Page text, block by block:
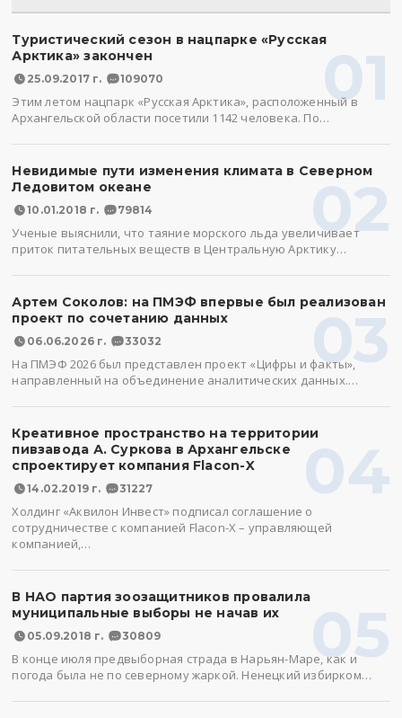
01
Туристический сезон в нацпарке «Русская
Арктика» закончен
25.09.2017 г. 109070
Этим летом нацпарк «Русская Арктика», расположенный в
Архангельской области посетили 1142 человека. По…
02
Невидимые пути изменения климата в Северном
Ледовитом океане
10.01.2018 г. 79814
Ученые выяснили, что таяние морского льда увеличивает
приток питательных веществ в Центральную Арктику…
03
Артем Соколов: на ПМЭФ впервые был реализован
проект по сочетанию данных
06.06.2026 г. 33032
На ПМЭФ 2026 был представлен проект «Цифры и факты»,
направленный на объединение аналитических данных.…
04
Креативное пространство на территории
пивзавода А. Суркова в Архангельске
спроектирует компания Flacon-X
14.02.2019 г. 31227
Холдинг «Аквилон Инвест» подписал соглашение о
сотрудничестве с компанией Flacon-X – управляющей
компанией,…
05
В НАО партия зоозащитников провалила
муниципальные выборы не начав их
05.09.2018 г. 30809
В конце июля предвыборная страда в Нарьян-Маре, как и
погода была не по северному жаркой. Ненецкий избирком…